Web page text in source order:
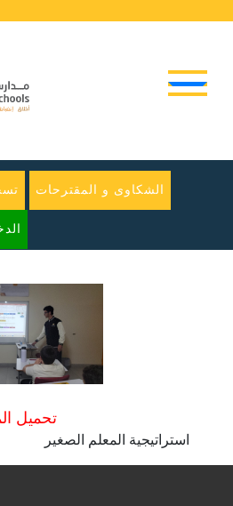
الشكاوى و المقترحات
تحميل
استراتيجية المعلم الصغير